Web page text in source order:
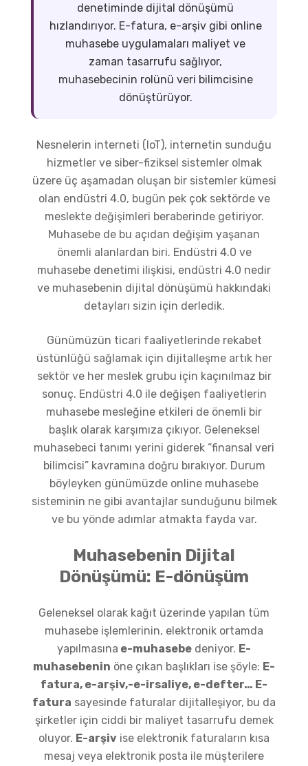
denetiminde dijital dönüşümü
hızlandırıyor. E-fatura, e-arşiv gibi online
muhasebe uygulamaları maliyet ve
zaman tasarrufu sağlıyor,
muhasebecinin rolünü veri bilimcisine
dönüştürüyor.
Nesnelerin interneti (IoT), internetin sunduğu
hizmetler ve siber-fiziksel sistemler olmak
üzere üç aşamadan oluşan bir sistemler kümesi
olan endüstri 4.0, bugün pek çok sektörde ve
meslekte değişimleri beraberinde getiriyor.
Muhasebe de bu açıdan değişim yaşanan
önemli alanlardan biri. Endüstri 4.0 ve
muhasebe denetimi ilişkisi, endüstri 4.0 nedir
ve muhasebenin dijital dönüşümü hakkındaki
detayları sizin için derledik.
Günümüzün ticari faaliyetlerinde rekabet
üstünlüğü sağlamak için dijitalleşme artık her
sektör ve her meslek grubu için kaçınılmaz bir
sonuç. Endüstri 4.0 ile değişen faaliyetlerin
muhasebe mesleğine etkileri de önemli bir
başlık olarak karşımıza çıkıyor. Geleneksel
muhasebeci tanımı yerini giderek “finansal veri
bilimcisi” kavramına doğru bırakıyor. Durum
böyleyken günümüzde online muhasebe
sisteminin ne gibi avantajlar sunduğunu bilmek
ve bu yönde adımlar atmakta fayda var.
Muhasebenin Dijital
Dönüşümü: E-dönüşüm
Geleneksel olarak kağıt üzerinde yapılan tüm
muhasebe işlemlerinin, elektronik ortamda
yapılmasına e-muhasebe deniyor. E-
muhasebenin öne çıkan başlıkları ise şöyle: E-
fatura, e-arşiv,-e-irsaliye, e-defter… E-
fatura sayesinde faturalar dijitalleşiyor, bu da
şirketler için ciddi bir maliyet tasarrufu demek
oluyor. E-arşiv ise elektronik faturaların kısa
mesaj veya elektronik posta ile müşterilere